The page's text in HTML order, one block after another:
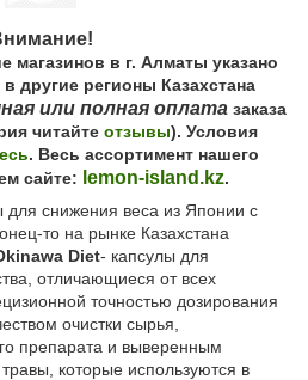
магазинов в г. Алматы указано
другие регионы Казахстана
или полная оплатазаказа
читайте отзывы). Условия
. Весь ассортимент нашего
сайте: lemon-island.kz.
для снижения веса из Японии с
то на рынке Казахстана
Diet- капсулы для
отличающиеся от всех
точностью дозирования
очистки сырья,
препарата и выверенным
которые используются в